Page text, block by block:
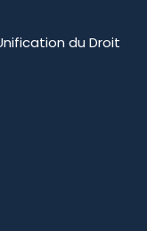
du Droit